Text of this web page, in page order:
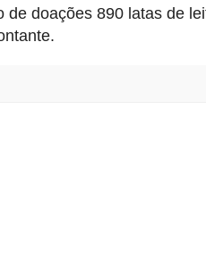
doações 890 latas de